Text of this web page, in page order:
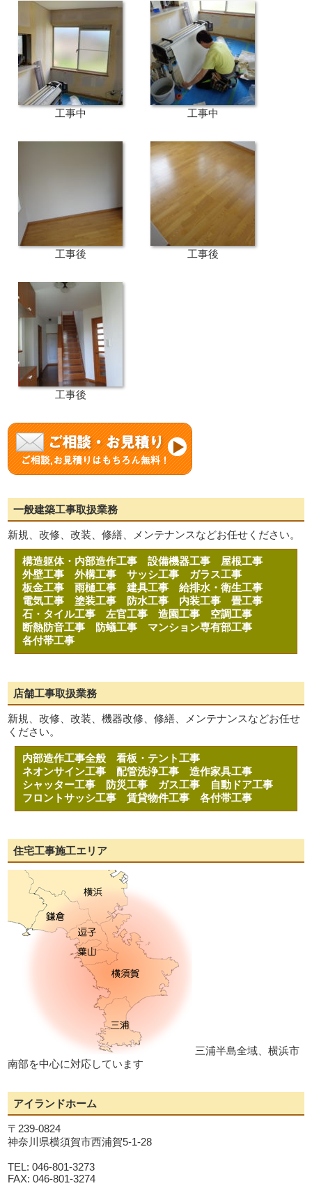
工事中 工事中
工事後 工事後
工事後
一般建築工事取扱業務
新規、改修、改装、修繕、メンテナンスなどお任せください。
構造躯体・内部造作工事設備機器工事 屋根工事
外壁工事外構工事サッシ工事 ガラス工事
板金工事雨樋工事建具工事給排水・衛生工事
電気工事塗装工事 防水工事 内装工事畳工事
石・タイル工事左官工事造園工事 空調工事
断熱防音工事
防蟻工事 マンション専有部工事
各付帯工事
店舗工事取扱業務
新規、改修、改装、機器改修、修繕、メンテナンスなどお任せ
ください。
内部造作工事全般看板・テント工事
ネオンサイン工事配管洗浄工事造作家具工事
シャッター工事
防災工事 ガス工事
自動ドア工事
フロントサッシ工事賃貸物件工事各付帯工事
住宅工事施工エリア
三浦半島全域、横浜市
南部を中心に対応しています
アイランドホーム
〒239-0824
神奈川県横須賀市西浦賀5-1-28
TEL: 046-801-3273
FAX: 046-801-3274